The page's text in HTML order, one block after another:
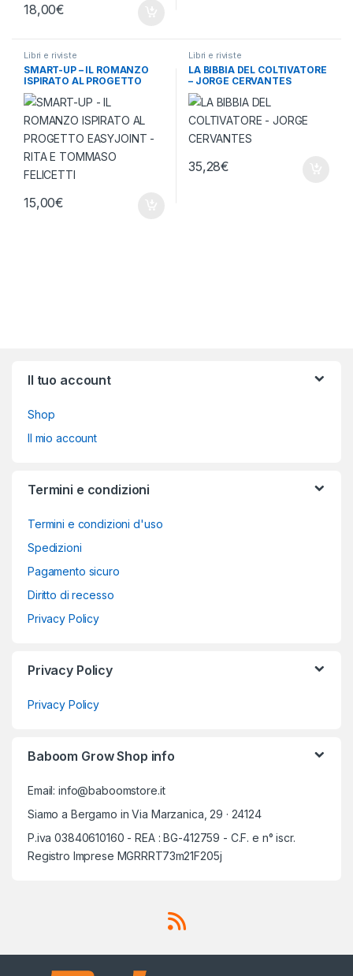
18,00€
Libri e riviste
SMART-UP – IL ROMANZO
ISPIRATO AL PROGETTO
EASYJOINT – RITA E
TOMMASO FELICETTI
15,00€
Libri e riviste
LA BIBBIA DEL COLTIVATORE
– JORGE CERVANTES
35,28€
Il tuo account
Shop
Il mio account
Termini e condizioni
Termini e condizioni d'uso
Spedizioni
Pagamento sicuro
Diritto di recesso
Privacy Policy
Privacy Policy
Privacy Policy
Baboom Grow Shop info
Email: info@baboomstore.it
Siamo a Bergamo in Via Marzanica, 29 · 24124
P.iva 03840610160 - REA : BG-412759 - C.F. e n° iscr.
Registro Imprese MGRRRT73m21F205j